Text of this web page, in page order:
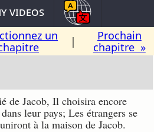
videos
un
|
Prochain
chapitre »
de Jacob, Il choisira encore
leur pays; Les étrangers se
à la maison de Jacob.